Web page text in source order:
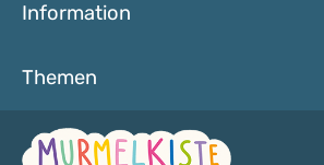
Information
Themen